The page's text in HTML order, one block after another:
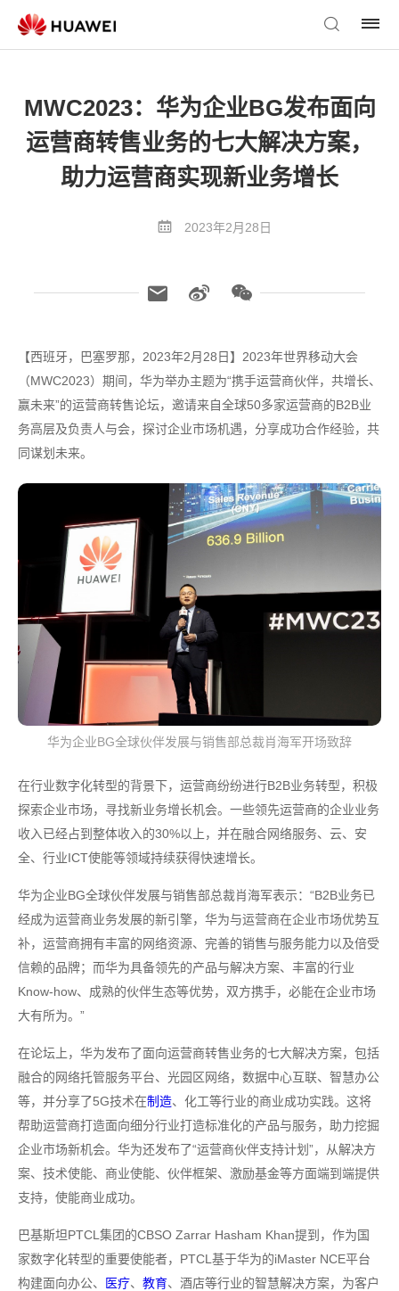
MWC2023：华为企业BG发布面向
运营商转售业务的七大解决方案，
助力运营商实现新业务增长
2023年2月28日
【西班牙，巴塞罗那，2023年2月28日】2023年世界移动大会
（MWC2023）期间，华为举办主题为“携手运营商伙伴，共增长、
赢未来”的运营商转售论坛，邀请来自全球50多家运营商的B2B业
务高层及负责人与会，探讨企业市场机遇，分享成功合作经验，共
同谋划未来。
华为企业BG全球伙伴发展与销售部总裁肖海军开场致辞
在行业数字化转型的背景下，运营商纷纷进行B2B业务转型，积极
探索企业市场，寻找新业务增长机会。一些领先运营商的企业业务
收入已经占到整体收入的30%以上，并在融合网络服务、云、安
全、行业ICT使能等领域持续获得快速增长。
华为企业BG全球伙伴发展与销售部总裁肖海军表示：“B2B业务已
经成为运营商业务发展的新引擎，华为与运营商在企业市场优势互
补，运营商拥有丰富的网络资源、完善的销售与服务能力以及倍受
信赖的品牌；而华为具备领先的产品与解决方案、丰富的行业
Know-how、成熟的伙伴生态等优势，双方携手，必能在企业市场
大有所为。”
在论坛上，华为发布了面向运营商转售业务的七大解决方案，包括
融合的网络托管服务平台、光园区网络，数据中心互联、智慧办公
等，并分享了5G技术在制造、化工等行业的商业成功实践。这将
帮助运营商打造面向细分行业打造标准化的产品与服务，助力挖掘
企业市场新机会。华为还发布了“运营商伙伴支持计划”，从解决方
案、技术使能、商业使能、伙伴框架、激励基金等方面端到端提供
支持，使能商业成功。
巴基斯坦PTCL集团的CBSO Zarrar Hasham Khan提到，作为国
家数字化转型的重要使能者，PTCL基于华为的iMaster NCE平台
构建面向办公、
医疗、 教育、酒店等行业的智慧解决方案，为客户